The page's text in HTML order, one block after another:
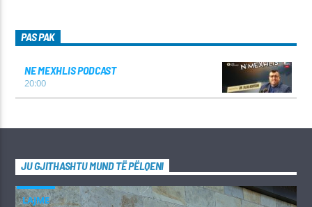
PAS PAK
NE MEXHLIS PODCAST
20:00
JU GJITHASHTU MUND TË PËLQENI
LAJME